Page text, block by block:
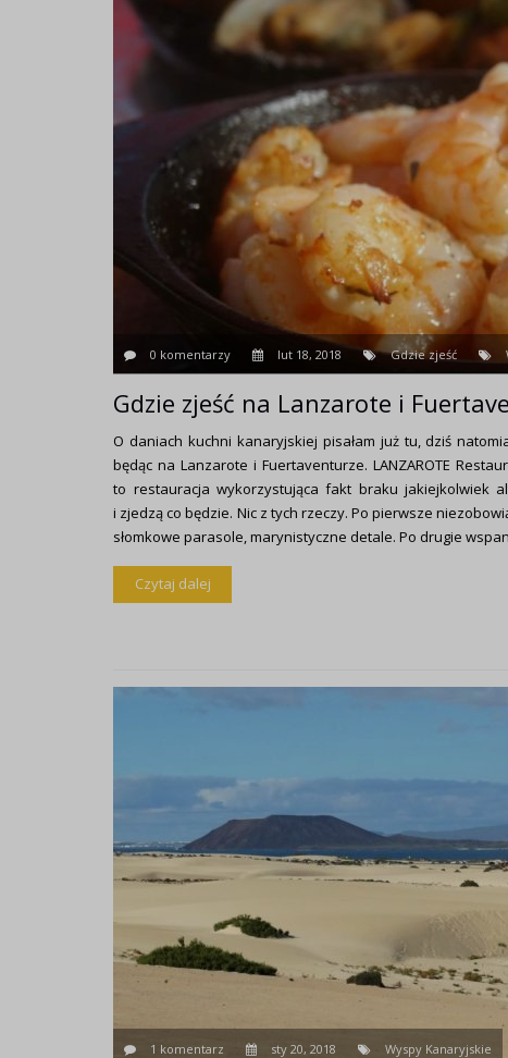
0 komentarzy lut 18, 2018 Gdzie zjeść
Gdzie zjeść na Lanzarote i
O daniach kuchni kanaryjskiej pisałam już tu, dziś
będąc na Lanzarote i Fuertaventurze. LANZAROTE
to restauracja wykorzystująca fakt braku jakiejkolwiek
i zjedzą co będzie. Nic z tych rzeczy. Po pierwsze
słomkowe parasole, marynistyczne detale. Po drugie
Czytaj dalej
1 komentarz sty 20, 2018 Wyspy Kanaryjskie